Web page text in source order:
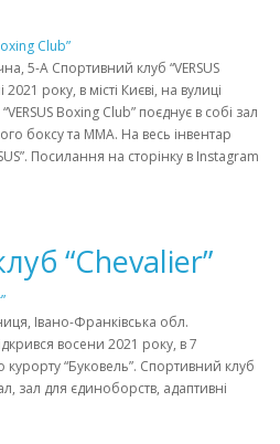
5-А Спортивний клуб “VERSUS
року, в місті Києві, на вулиці
Boxing Club” поєднує в собі зал
боксу та ММА. На весь інвентар
Посилання на сторінку в Instagram
“Chevalier”
Івано-Франківська обл.
восени 2021 року, в 7
курорту “Буковель”. Спортивний клуб
зал для єдиноборств, адаптивні